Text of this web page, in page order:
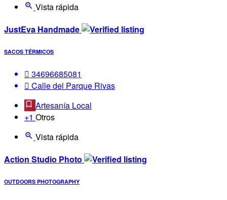
Vista rápida
JustEva Handmade
SACOS TÉRMICOS
34696685081
Calle del Parque Rivas
Artesanía Local
+1 Otros
Vista rápida
Action Studio Photo
OUTDOORS PHOTOGRAPHY